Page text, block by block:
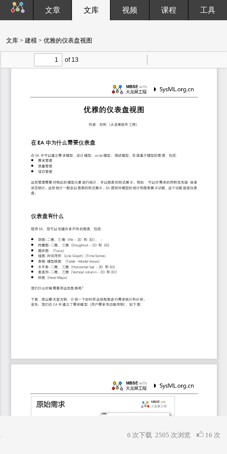
文章 文库 视频 课程 工具
文库 > 建模 > 优雅的仪表盘视图
6 次下载 2505 次浏览 16 次